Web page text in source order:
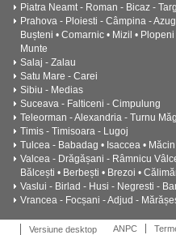
Piatra Neamt - Roman - Bicaz -
Prahova - Ploiesti - Câmpina -
Bușteni • Comarnic • Mizil •
Munte
Salaj - Zalau
Satu Mare - Carei
Sibiu - Medias
Suceava - Falticeni - Cimpulung
Teleorman - Alexandria - Turnu
Timis - Timisoara - Lugoj
Tulcea - Babadag • Isaccea •
Valcea - Drăgășani - Râmnicu
Bălcești • Berbești • Brezoi •
Vaslui - Birlad - Husi - Negresti -
Vrancea - Focșani - Adjud -
Versiune desktop ANPC